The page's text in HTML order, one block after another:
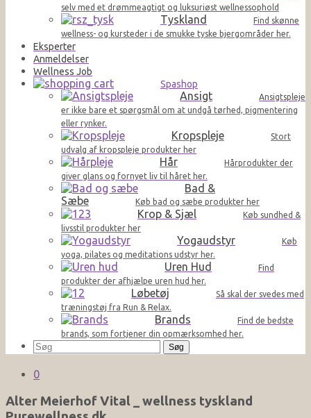
selv med et drømmeagtigt og luksuriøst wellnessophold
Tyskland
Find skønne
wellness- og kursteder i de smukke tyske bjergområder her.
Eksperter
Anmeldelser
Wellness Job
Spashop
Ansigt
Ansigtspleje
er ikke bare et spørgsmål om at undgå tørhed, pigmentering
eller rynker.
Kropspleje
Stort
udvalg af kropspleje produkter her
Hår
Hårprodukter der
giver glans og fornyet liv til håret her.
Bad &
Sæbe
Køb bad og sæbe produkter her
Krop & Sjæl
Køb sundhed &
livsstil produkter her
Yogaudstyr
Køb
yoga, pilates og meditations udstyr her.
Uren Hud
Find
produkter der afhjælpe uren hud her.
Løbetøj
Så skal der svedes med
træningstøj fra Run & Relax.
Brands
Find de bedste
brands, som fortjener din opmærksomhed her.
Søg
efter:
0
Alter Meierhof Vital _ wellness tyskland